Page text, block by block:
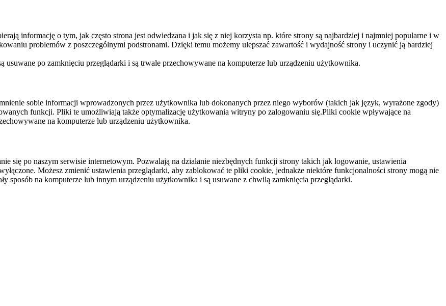
informację o tym, jak często strona jest odwiedzana i jak się z niej korzysta np. które strony są najbardziej i najmniej popularne i w
problemów z poszczególnymi podstronami. Dzięki temu możemy ulepszać zawartość i wydajność strony i uczynić ją bardziej
po zamknięciu przeglądarki i są trwale przechowywane na komputerze lub urządzeniu użytkownika.
sobie informacji wprowadzonych przez użytkownika lub dokonanych przez niego wyborów (takich jak język, wyrażone zgody)
funkcji. Pliki te umożliwiają także optymalizację użytkowania witryny po zalogowaniu się.Pliki cookie wpływające na
na komputerze lub urządzeniu użytkownika.
się po naszym serwisie internetowym. Pozwalają na działanie niezbędnych funkcji strony takich jak logowanie, ustawienia
Możesz zmienić ustawienia przeglądarki, aby zablokować te pliki cookie, jednakże niektóre funkcjonalności strony mogą nie
sposób na komputerze lub innym urządzeniu użytkownika i są usuwane z chwilą zamknięcia przeglądarki.